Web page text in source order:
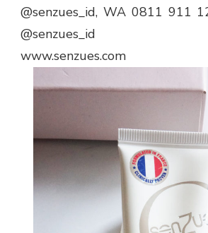
@senzues_id, WA 0811 911
@senzues_id
www.senzues.com